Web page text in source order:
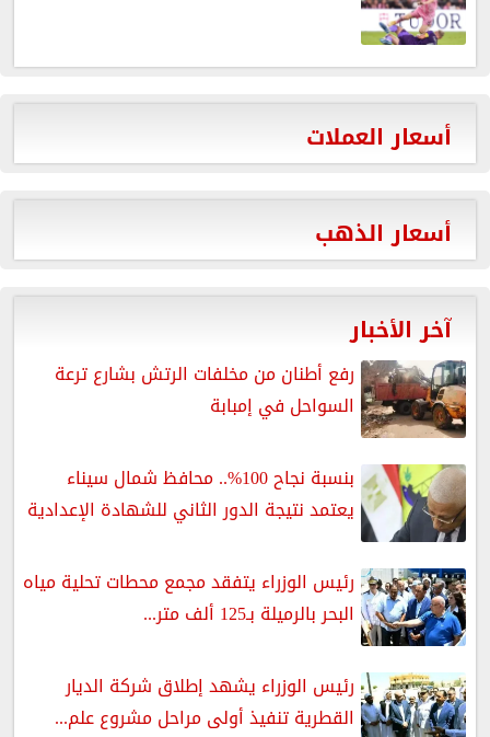
أسعار العملات
أسعار الذهب
آخر الأخبار
رفع أطنان من مخلفات الرتش بشارع ترعة
السواحل في إمبابة
بنسبة نجاح 100%.. محافظ شمال سيناء
يعتمد نتيجة الدور الثاني للشهادة الإعدادية
رئيس الوزراء يتفقد مجمع محطات تحلية مياه
البحر بالرميلة بـ125 ألف متر...
رئيس الوزراء يشهد إطلاق شركة الديار
القطرية تنفيذ أولى مراحل مشروع علم...